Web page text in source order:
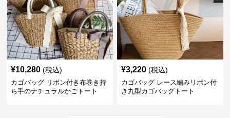
¥10,280 (税込)
カゴバッグ リボン付き布巻き持
ち手のナチュラルかごトート
¥3,220 (税込)
カゴバッグ レース編みリボン付
き丸型カゴバッグトート